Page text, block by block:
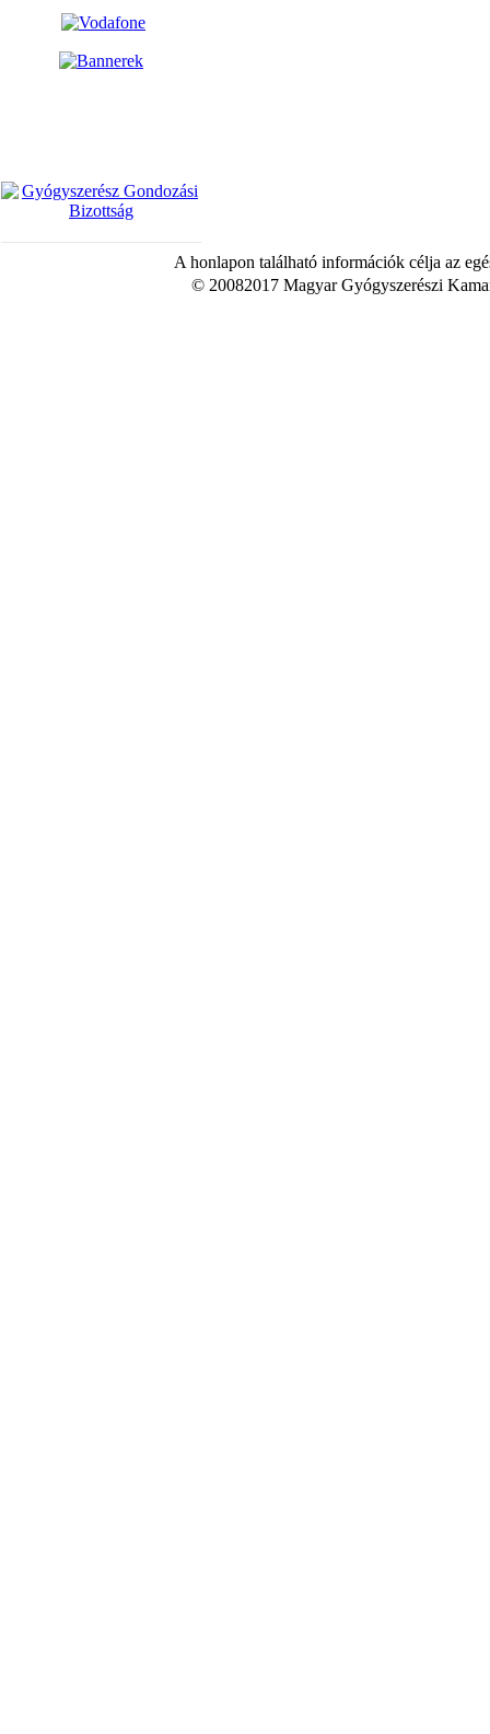
A honlapon található információk célja az
© 20082017 Magyar Gyógyszerészi